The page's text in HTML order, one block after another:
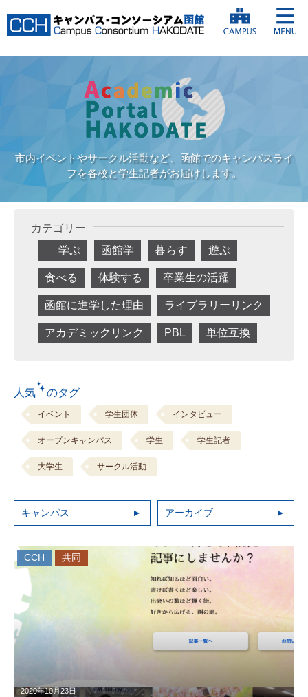
市内イベントやサークル活動など、函館でのキャンパスライ
フを各校と学生記者がお届けします。
カテゴリー
学ぶ
函館学 暮らす 遊ぶ
食べる 体験する 卒業生の活躍
函館に進学した理由 ライブラリーリンク
アカデミックリンク PBL 単位互換
人気 のタグ
イベント 学生団体 インタビュー
オープンキャンパス 学生 学生記者
大学生 サークル活動
キャンパス アーカイブ
2020年10月23日
CCH 共同